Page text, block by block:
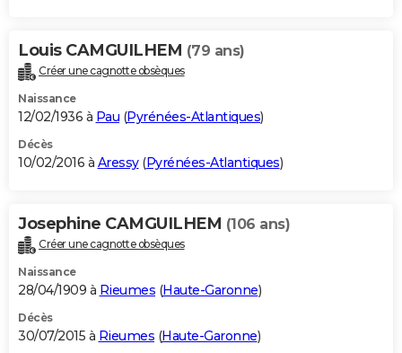
Louis CAMGUILHEM (79 ans)
Créer une cagnotte obsèques
Naissance
12/02/1936 à Pau (Pyrénées-Atlantiques)
Décès
10/02/2016 à Aressy(Pyrénées-Atlantiques)
Josephine CAMGUILHEM (106 ans)
Créer une cagnotte obsèques
Naissance
28/04/1909 à Rieumes (Haute-Garonne)
Décès
30/07/2015 à Rieumes (Haute-Garonne)